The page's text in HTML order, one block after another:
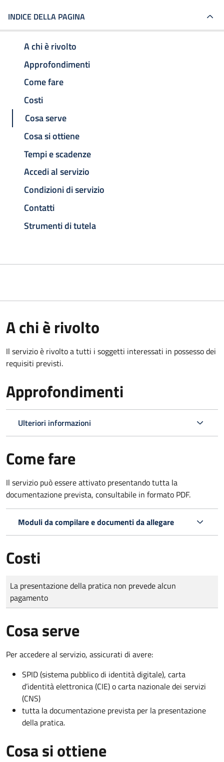
INDICE DELLA PAGINA
A chi è rivolto
Approfondimenti
Come fare
Costi
Cosa serve
Cosa si ottiene
Tempi e scadenze
Accedi al servizio
Condizioni di servizio
Contatti
Strumenti di tutela
A chi è rivolto
Il servizio è rivolto a tutti i soggetti interessati in possesso dei
requisiti previsti.
Approfondimenti
Ulteriori informazioni
Come fare
Il servizio può essere attivato presentando tutta la
documentazione prevista, consultabile in formato PDF.
Moduli da compilare e documenti da allegare
Costi
Tipo di pagamento
Importo
La presentazione della pratica non prevede alcun
pagamento
Cosa serve
Per accedere al servizio, assicurati di avere:
SPID (sistema pubblico di identità digitale), carta
d’identità elettronica (CIE) o carta nazionale dei servizi
(CNS)
tutta la documentazione prevista per la presentazione
della pratica.
Cosa si ottiene